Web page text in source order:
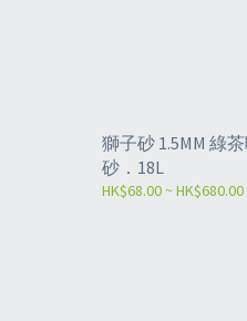
獅子砂 1.5MM 綠
砂．18L
HK$68.00 ~ HK$680.00